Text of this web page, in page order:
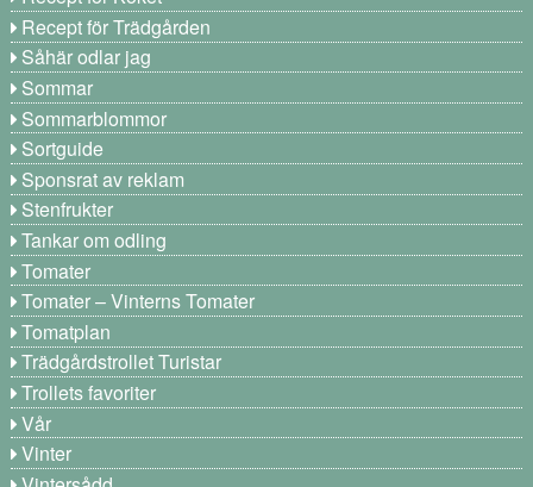
Recept för Trädgården
Såhär odlar jag
Sommar
Sommarblommor
Sortguide
Sponsrat av reklam
Stenfrukter
Tankar om odling
Tomater
Tomater – Vinterns Tomater
Tomatplan
Trädgårdstrollet Turistar
Trollets favoriter
Vår
Vinter